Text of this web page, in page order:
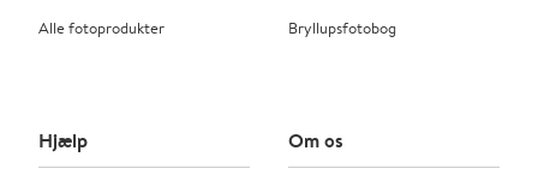
Alle fotoprodukter
Bryllupsfotobog
Hjælp Om os